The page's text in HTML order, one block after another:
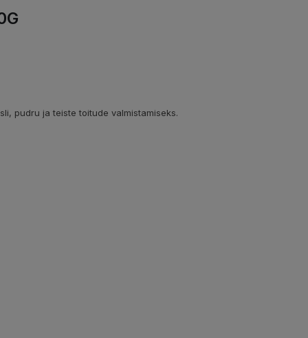
pudru ja teiste toitude valmistamiseks.